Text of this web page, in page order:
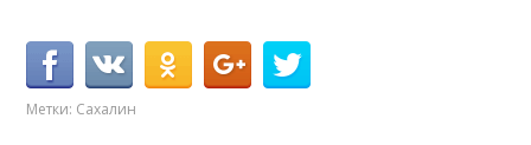
Метки: Сахалин